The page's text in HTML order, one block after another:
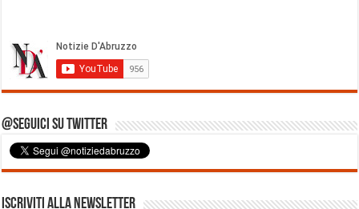
@Seguici su Twitter
Iscriviti alla Newsletter